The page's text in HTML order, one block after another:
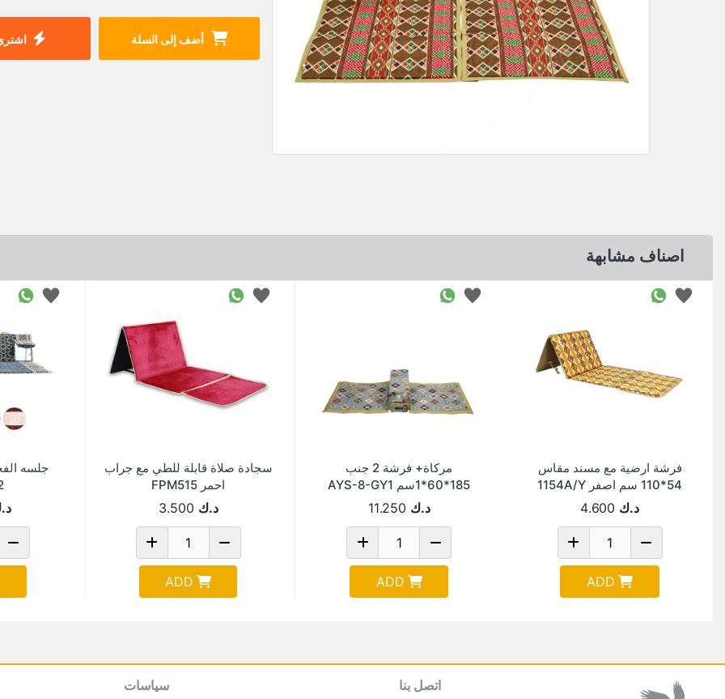
أضف إلى السلة
اصناف مشابهة
فرشة ارضية مع مسند مقاس
54*110 سم اصفر 1154A/Y
د.ك 4.600
ADD
مركاة+ فرشة 2 جنب
185*60*1سم AYS-8-GY1
د.ك 11.250
ADD
سجادة صلاة قابلة للطي مع جراب
احمر FPM515
د.ك 3.500
ADD
جلسه
اتصل بنا سياسات